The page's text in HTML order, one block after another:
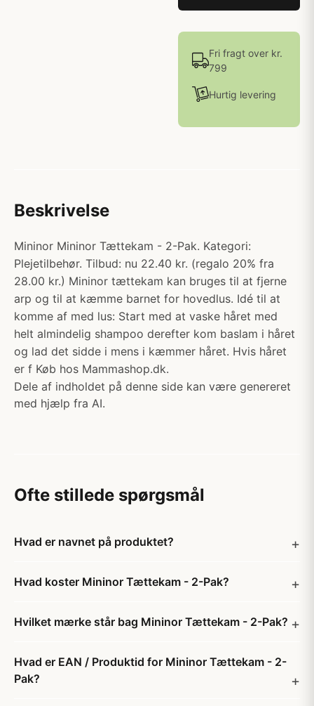
Fri fragt over kr.
799
Hurtig levering
Beskrivelse
Mininor Mininor Tættekam - 2-Pak. Kategori:
Plejetilbehør. Tilbud: nu 22.40 kr. (regalo 20% fra
28.00 kr.) Mininor tættekam kan bruges til at fjerne
arp og til at kæmme barnet for hovedlus. Idé til at
komme af med lus: Start med at vaske håret med
helt almindelig shampoo derefter kom baslam i håret
og lad det sidde i mens i kæmmer håret. Hvis håret
er f Køb hos Mammashop.dk.
Dele af indholdet på denne side kan være genereret
med hjælp fra AI.
Ofte stillede spørgsmål
Hvad er navnet på produktet?
Hvad koster Mininor Tættekam - 2-Pak?
Hvilket mærke står bag Mininor Tættekam - 2-Pak?
Hvad er EAN / Produktid for Mininor Tættekam - 2-
Pak?